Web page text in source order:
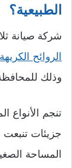
الطبيعية؟
شركة صيانة
الروائح
وذلك
تنجم الأنواع
جزيئات
المساحة